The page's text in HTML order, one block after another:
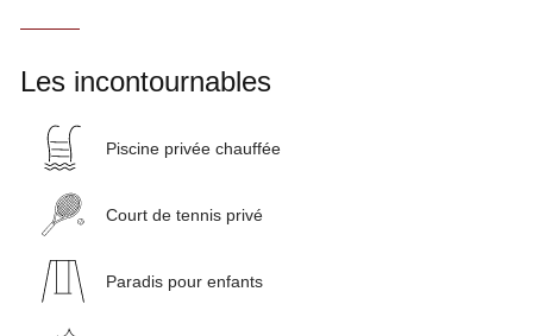
Les incontournables
Piscine privée chauffée
Court de tennis privé
Paradis pour enfants